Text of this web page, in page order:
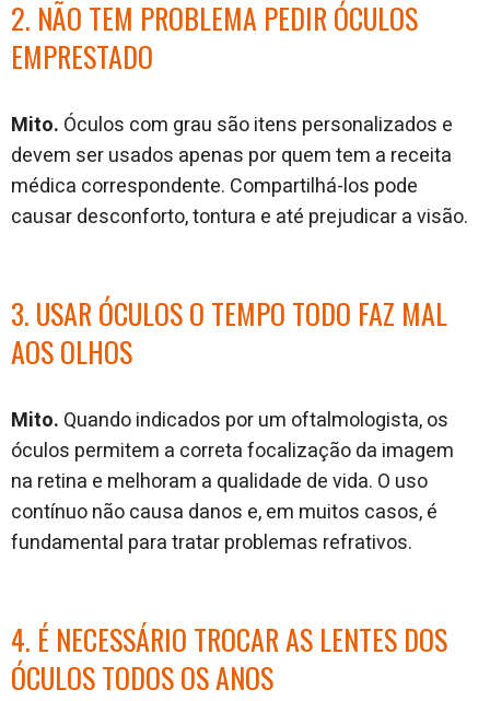
2. NÃO TEM PROBLEMA PEDIR ÓCULOS
EMPRESTADO
Mito. Óculos com grau são itens personalizados e
devem ser usados apenas por quem tem a receita
médica correspondente. Compartilhá-los pode
causar desconforto, tontura e até prejudicar a visão.
3. USAR ÓCULOS O TEMPO TODO FAZ MAL
AOS OLHOS
Mito. Quando indicados por um oftalmologista, os
óculos permitem a correta focalização da imagem
na retina e melhoram a qualidade de vida. O uso
contínuo não causa danos e, em muitos casos, é
fundamental para tratar problemas refrativos.
4. É NECESSÁRIO TROCAR AS LENTES DOS
ÓCULOS TODOS OS ANOS